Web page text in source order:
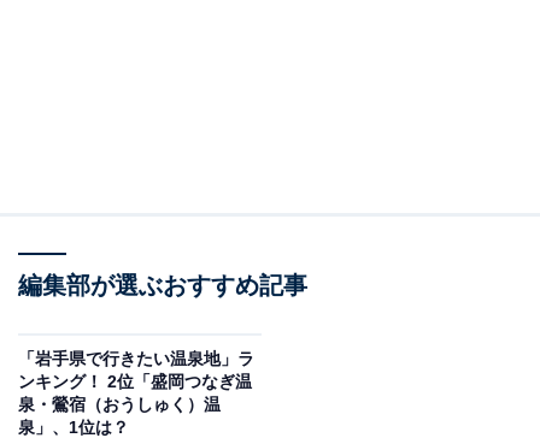
編集部が選ぶおすすめ記事
「岩手県で行きたい温泉地」ラ
ンキング！ 2位「盛岡つなぎ温
泉・鶯宿（おうしゅく）温
泉」、1位は？